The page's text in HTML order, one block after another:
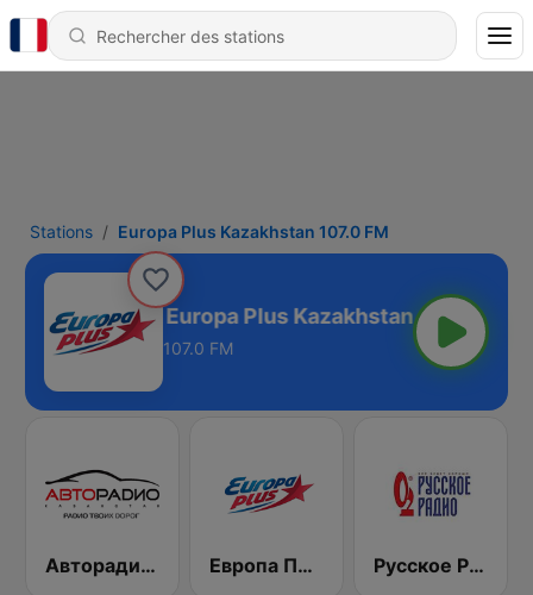
Stations Europa Plus Kazakhstan 107.0 FM
Europa Plus Kazakhstan 107.0 FM
107.0 FM
Авторадио (Avtoradio) Европа Плюс (Europa Plus) Русское Радио